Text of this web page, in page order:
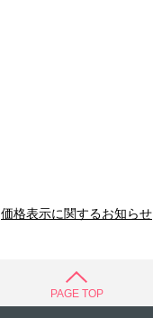
価格表示に関するお知らせ
PAGE TOP